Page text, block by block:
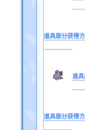
道具部分获得方
道具
道具部分获得方